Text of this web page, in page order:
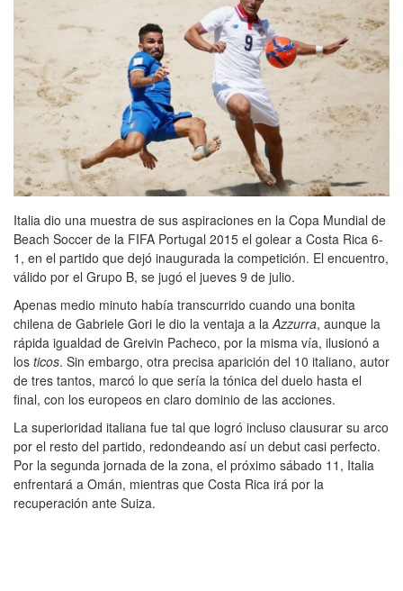
Italia dio una muestra de sus aspiraciones en la Copa Mundial de
Beach Soccer de la FIFA Portugal 2015 el golear a Costa Rica 6-
1, en el partido que dejó inaugurada la competición. El encuentro,
válido por el Grupo B, se jugó el jueves 9 de julio.
Apenas medio minuto había transcurrido cuando una bonita
chilena de Gabriele Gori le dio la ventaja a la Azzurra, aunque la
rápida igualdad de Greivin Pacheco, por la misma vía, ilusionó a
los ticos. Sin embargo, otra precisa aparición del 10 italiano, autor
de tres tantos, marcó lo que sería la tónica del duelo hasta el
final, con los europeos en claro dominio de las acciones.
La superioridad italiana fue tal que logró incluso clausurar su arco
por el resto del partido, redondeando así un debut casi perfecto.
Por la segunda jornada de la zona, el próximo sábado 11, Italia
enfrentará a Omán, mientras que Costa Rica irá por la
recuperación ante Suiza.